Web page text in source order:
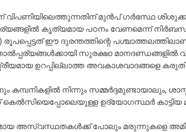
വിപണിയിലെത്തുന്നതിന് മുൻപ് ഗർഭസ്ഥ
കൃത്യമായ പഠനം വേണമെന്ന്
രൂപപ്പെട്ടത് ഈ ദുരന്തത്തിന്റെ
സുരക്ഷാ മാനദണ്ഡങ്ങളിൽ
ഉറപ്പില്ലാത്ത അവകാശവാദങ്ങളെ
കമ്പനികളിൽ നിന്നും സമ്മർദ്ദമുണ്ടായാലും,
ഉദ്യോഗസ്ഥർ കാട്ടിയ
അസ്വസ്ഥതകൾക്ക് പോലും മരുന്നുകളെ